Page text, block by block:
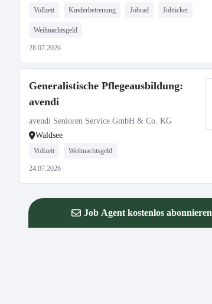
Vollzeit Kinderbetreuung Jobrad Jobticket
Weihnachtsgeld
28.07.2026
Generalistische Pflegeausbildung:
avendi
avendi Senioren Service GmbH & Co. KG
Waldsee
Vollzeit Weihnachtsgeld
24.07.2026
Job Agent kostenlos abonnieren